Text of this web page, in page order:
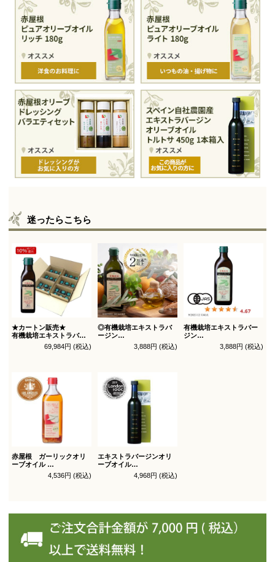
迷ったらこちら
★カートン販売★
有機栽培エキストラバー
オリーブオイル ブレンド
69,984円 (税込)
◎有機栽培エキストラバ
ージン
オリーブオイル ブレンド
3,888円 (税込)
有機栽培エキストラバー
ジン
オリーブオイル シングル
3,888円 (税込)
赤屋根 ガーリックオリ
ーブオイル
4,536円 (税込)
エキストラバージンオリ
ーブオイル
トルトサ 450g 1本箱入
（スペイン自社農園産）
4,968円 (税込)